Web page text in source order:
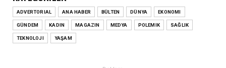
haritası değişti
July 30, 2026
ADVERTORIAL ANA HABER BÜLTEN DÜNYA EKONOMI
GÜNDEM KADIN MAGAZIN MEDYA POLEMIK SAĞLIK
TEKNOLOJI YAŞAM